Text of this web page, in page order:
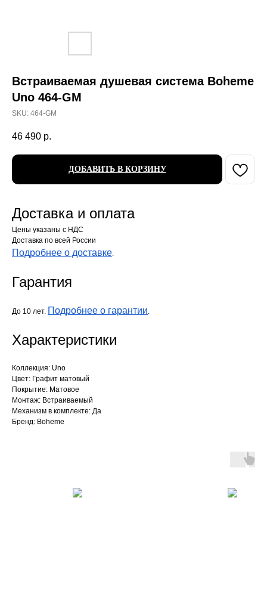
Встраиваемая душевая система Boheme
Uno 464-GM
SKU: 464-GM
46 490 р.
ДОБАВИТЬ В КОРЗИНУ
Доставка и оплата
Цены указаны с НДС
Доставка по всей России
Подробнее о доставке.
Гарантия
До 10 лет. Подробнее о гарантии.
Характеристики
Коллекция: Uno
Цвет: Графит матовый
Покрытие: Матовое
Монтаж: Встраиваемый
Механизм в комплекте: Да
Бренд: Boheme